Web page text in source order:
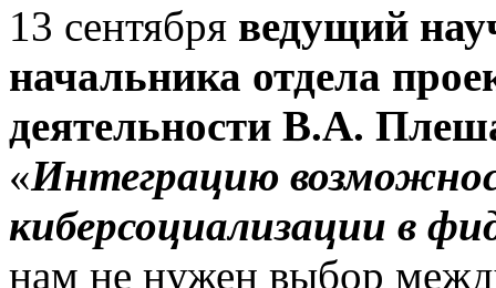
13 сентября ведущий
начальника отдела
деятельности В.А.
«Интеграцию
киберсоциализации в
нам не нужен выбор